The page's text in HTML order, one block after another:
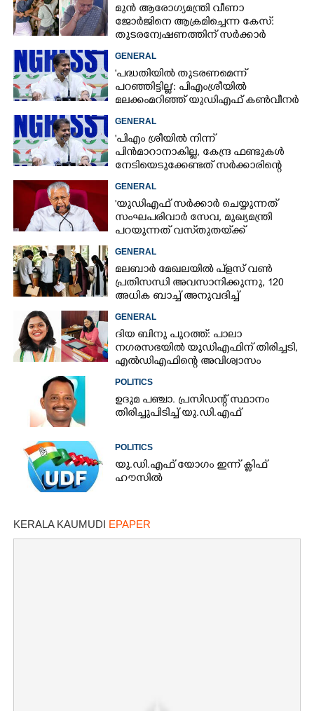
മുൻ ആരോഗ്യമന്ത്രി വീണാ
ജോർജിനെ ആക്രമിച്ചെന്ന കേസ്:
തുടരന്വേഷണത്തിന് സർക്കാർ
GENERAL
'പദ്ധതിയിൽ തുടരണമെന്ന്
പറഞ്ഞിട്ടില്ല': പിഎംശ്രീയിൽ
മലക്കംമറിഞ്ഞ് യുഡിഎഫ് കൺവീനർ
GENERAL
'പിഎം ശ്രീയിൽ നിന്ന്
പിൻമാറാനാകില്ല, കേന്ദ്ര ഫണ്ടുകൾ
നേടിയെടുക്കേണ്ടത് സർക്കാരിന്റെ
GENERAL
'യുഡിഎഫ് സർക്കാ‌ർ ചെയ്യുന്നത്
സംഘപരിവാർ സേവ, മുഖ്യമന്ത്രി
പറയുന്നത് വസ്‌തുതയ്‌ക്ക്
GENERAL
മലബാർ മേഖലയിൽ പ്‌ളസ് വൺ
പ്രതിസന്ധി അവസാനിക്കുന്നു, 120
അധിക ബാച്ച് അനുവദിച്ച്
GENERAL
ദിയ ബിനു പുറത്ത്: പാലാ
നഗരസഭയിൽ യുഡിഎഫിന് തിരിച്ചടി,
എൽഡിഎഫിന്റെ അവിശ്വാസം
POLITICS
ഉദുമ പഞ്ചാ. പ്രസിഡന്റ് സ്ഥാനം
തിരിച്ചുപിടിച്ച് യു.ഡി.എഫ്
POLITICS
യു.ഡി.എഫ് യോഗം ഇന്ന് ക്ളിഫ്
ഹൗസിൽ
KERALA KAUMUDI EPAPER